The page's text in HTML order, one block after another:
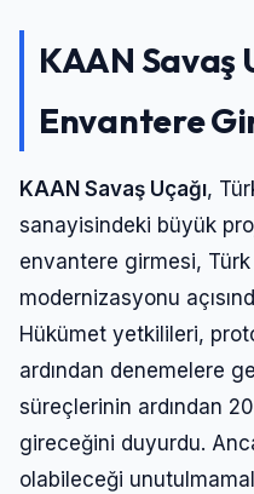
KAAN Savaş
Envantere
KAAN Savaş Uçağı,
sanayisindeki büyük
envantere girmesi,
modernizasyonu
Hükümet yetkilileri,
ardından denemelere
süreçlerinin ardından
gireceğini duyurdu.
olabileceği